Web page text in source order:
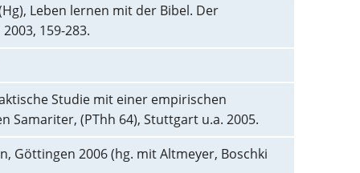
Leben lernen mit der Bibel. Der
159-283.
Studie mit einer empirischen
Samariter, (PThh 64), Stuttgart u.a. 2005.
Göttingen 2006 (hg. mit Altmeyer, Boschki